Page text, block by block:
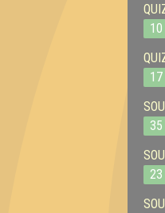
10
17
35
23